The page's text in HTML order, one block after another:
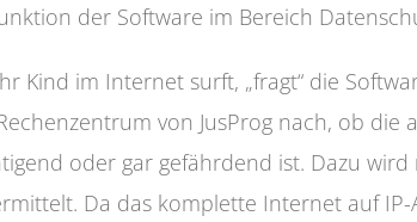
der Software im Bereich
Kind im Internet surft, „fragt“ die
von JusProg nach, ob
oder gar gefährdend ist. Dazu
Da das komplette Internet auf